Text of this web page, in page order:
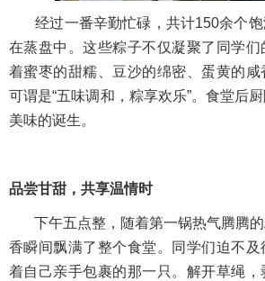
经过一番辛勤忙碌，共计150余个
在蒸盘中。这些粽子不仅凝聚了同学
着蜜枣的甜糯、豆沙的绵密、蛋黄的咸
可谓是“五味调和，粽享欢乐”。食堂后
美味的诞生。
品尝甘甜，共享温情时
下午五点整，随着第一锅热气腾腾
香瞬间飘满了整个食堂。同学们迫不
着自己亲手包裹的那一只。解开草绳